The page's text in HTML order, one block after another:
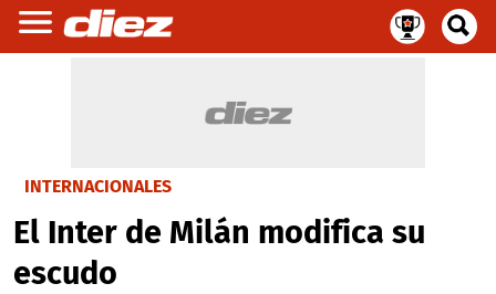
INTERNACIONALES
El Inter de Milán modifica su
escudo